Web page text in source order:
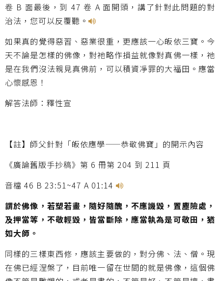
卷 B 面最後，到 47 卷 A 面開頭，講了針對此問題的對
治法，您可以反覆聽。
如果真的覺得惡習、惡業很重，更應該一心皈依三寶。今
天不論是怎樣的佛像，對祂略作損益就像對真佛一樣，祂
是在我們沒法親見真佛前，可以積資凈罪的大福田。應當
心懷感恩！
解答法師：釋性宣
【註】師父針對「皈依應學——恭敬佛寶」的開示內容
《廣論舊版手抄稿》第 6 冊第 204 到 211 頁
音檔 46 B 23:51~47 A 01:14
謂於佛像，若塑若畫，隨好隨醜，不應譏毀，置塵險處，
及押當等，不敬輕毀，皆當斷除，應當執為是可敬田，猶
如大師。
同樣的三樣東西修，應該主要做的，對分佛、法、僧。現
在佛已經涅槃了，目前唯一留在世間的就是佛像，這個佛